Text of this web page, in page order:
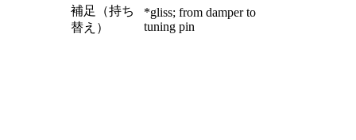
補足（持ち
替え）
*gliss; from damper to
tuning pin